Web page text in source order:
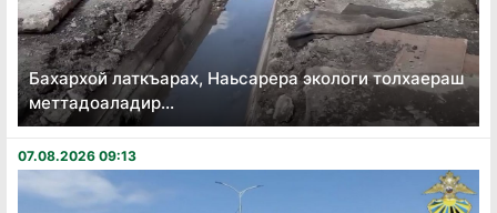
Бахархой латкъарах, Наьсарера экологи толхаераш
меттадоаладир...
07.08.2026 09:13